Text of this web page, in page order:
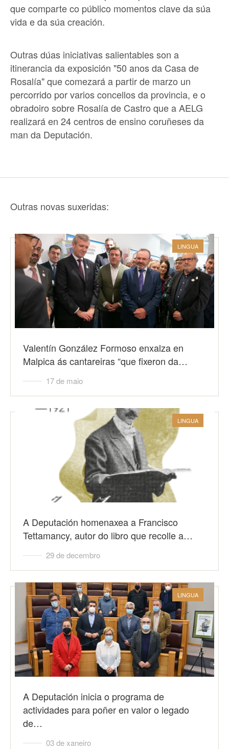
que comparte co público momentos clave da súa
vida e da súa creación.
Outras dúas iniciativas salientables son a
itinerancia da exposición "50 anos da Casa de
Rosalía" que comezará a partir de marzo un
percorrido por varios concellos da provincia, e o
obradoiro sobre Rosalía de Castro que a AELG
realizará en 24 centros de ensino coruñeses da
man da Deputación.
Outras novas suxeridas:
LINGUA
Valentín González Formoso enxalza en
Malpica ás cantareiras “que fixeron da…
17 de maio
LINGUA
A Deputación homenaxea a Francisco
Tettamancy, autor do libro que recolle a…
29 de decembro
LINGUA
A Deputación inicia o programa de
actividades para poñer en valor o legado
de…
03 de xaneiro